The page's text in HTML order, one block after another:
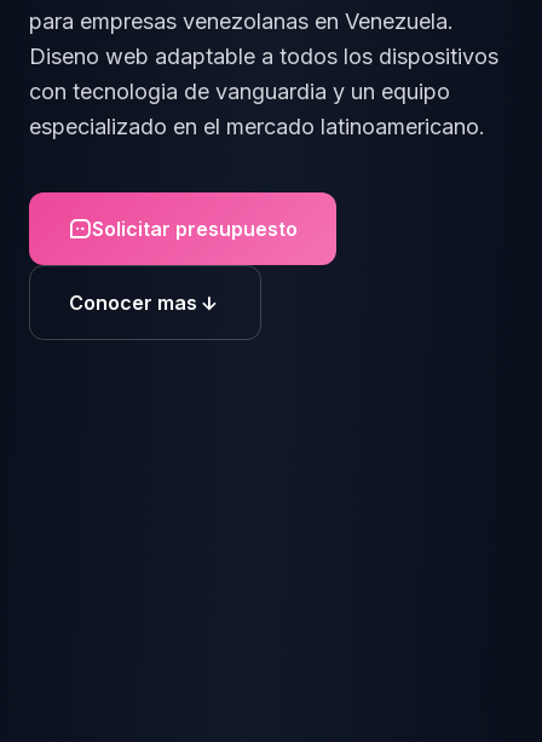
para empresas venezolanas en Venezuela.
Diseno web adaptable a todos los dispositivos
con tecnologia de vanguardia y un equipo
especializado en el mercado latinoamericano.
Solicitar presupuesto
Conocer mas